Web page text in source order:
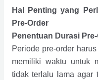
Hal Penting yang
Pre-Order
Penentuan Durasi
Periode pre-order
memiliki waktu untuk
tidak terlalu lama agar